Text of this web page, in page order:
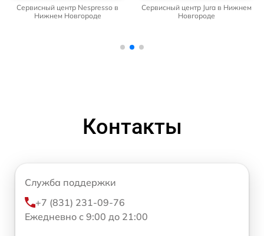
Сервисный центр Nespresso в
Нижнем Новгороде
Сервисный центр Jura в Нижнем
Новгороде
Контакты
Служба поддержки
+7 (831) 231-09-76
Ежедневно с 9:00 до 21:00